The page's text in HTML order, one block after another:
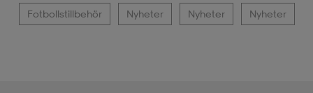
Fotbollstillbehör Nyheter Nyheter Nyheter